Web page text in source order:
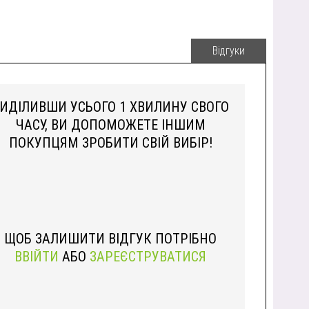
Відгуки
УСЬОГО 1 ХВИЛИНУ СВОГО
ЧАСУ, ВИ ДОПОМОЖЕТЕ ІНШИМ
ПОКУПЦЯМ ЗРОБИТИ СВІЙ ВИБІР!
ЩОБ ЗАЛИШИТИ ВІДГУК ПОТРІБНО
ВВІЙТИ АБО ЗАРЕЄСТРУВАТИСЯ